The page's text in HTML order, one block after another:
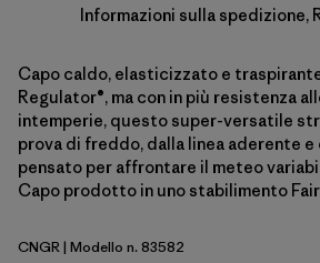
Informazioni sulla spedizione,
Capo caldo, elasticizzato e
Regulator®, ma con in più resistenza
intemperie, questo super-versatile
prova di freddo, dalla linea aderente e
pensato per affrontare il meteo
Capo prodotto in uno stabilimento
Canopy Green
CNGR| Modello n. 83582